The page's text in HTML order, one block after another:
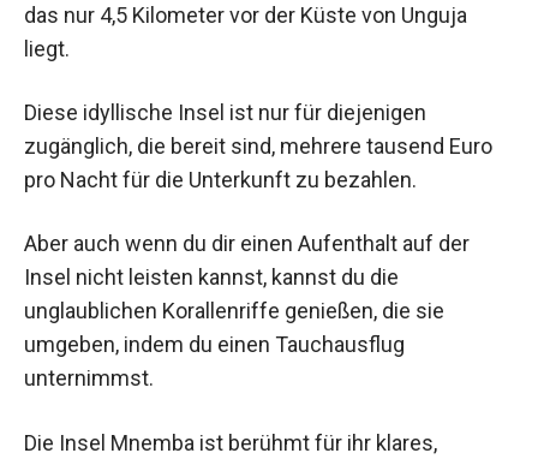
das nur 4,5 Kilometer vor der Küste von Unguja
liegt.
Diese idyllische Insel ist nur für diejenigen
zugänglich, die bereit sind, mehrere tausend Euro
pro Nacht für die Unterkunft zu bezahlen.
Aber auch wenn du dir einen Aufenthalt auf der
Insel nicht leisten kannst, kannst du die
unglaublichen Korallenriffe genießen, die sie
umgeben, indem du einen Tauchausflug
unternimmst.
Die Insel Mnemba ist berühmt für ihr klares,